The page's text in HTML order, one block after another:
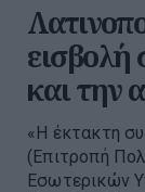
εισβολή
και την
«Η έκτακτη
(Επιτροπή
Εσωτερικών